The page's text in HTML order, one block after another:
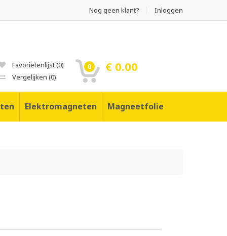
Nog geen klant? Inloggen
Favorietenlijst(0)
Vergelijken (0)
0 € 0.00
Elektromagneten Magneetfolie